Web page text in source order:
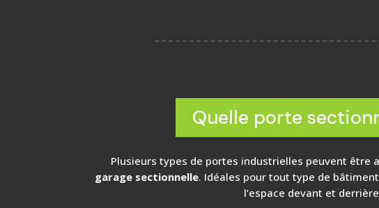
Quelle porte
Plusieurs types de portes industrielles peuvent être
garage sectionnelle. Idéales pour tout type de
l’espace devant et